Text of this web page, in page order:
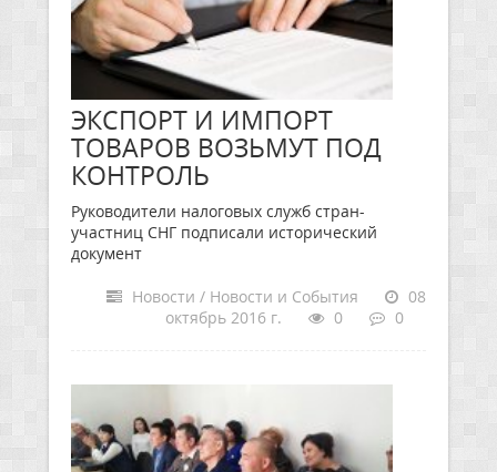
ЭКСПОРТ И ИМПОРТ
ТОВАРОВ ВОЗЬМУТ ПОД
КОНТРОЛЬ
Руководители налоговых служб стран-
участниц СНГ подписали исторический
документ
Новости / Новости и События
08
октябрь 2016 г.
0 0